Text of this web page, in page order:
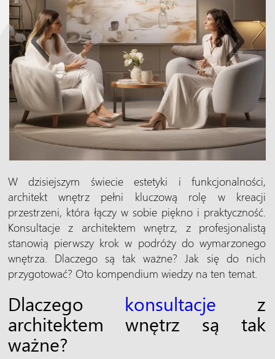
W dzisiejszym świecie estetyki i funkcjonalności,
architekt wnętrz pełni kluczową rolę w kreacji
przestrzeni, która łączy w sobie piękno i praktyczność.
Konsultacje z architektem wnętrz, z profesjonalistą
stanowią pierwszy krok w podróży do wymarzonego
wnętrza. Dlaczego są tak ważne? Jak się do nich
przygotować? Oto kompendium wiedzy na ten temat.
Dlaczego konsultacje z
architektem wnętrz są tak
ważne?